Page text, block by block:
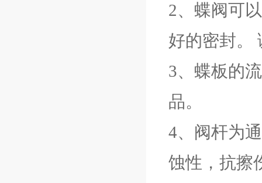
2、蝶阀可
好的密封。
3、蝶板的
品。
4、阀杆为
蚀性，抗擦